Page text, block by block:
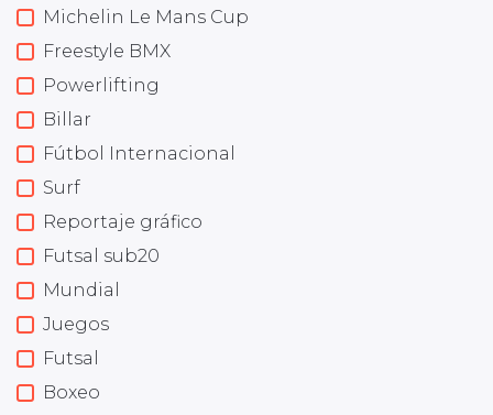
Michelin Le Mans Cup
Freestyle BMX
Powerlifting
Billar
Fútbol Internacional
Surf
Reportaje gráfico
Futsal sub20
Mundial
Juegos
Futsal
Boxeo